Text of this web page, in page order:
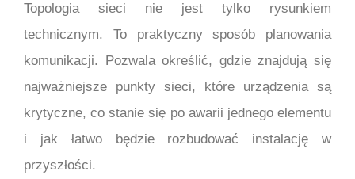
Topologia sieci nie jest tylko rysunkiem
technicznym. To praktyczny sposób planowania
komunikacji. Pozwala określić, gdzie znajdują się
najważniejsze punkty sieci, które urządzenia są
krytyczne, co stanie się po awarii jednego elementu
i jak łatwo będzie rozbudować instalację w
przyszłości.